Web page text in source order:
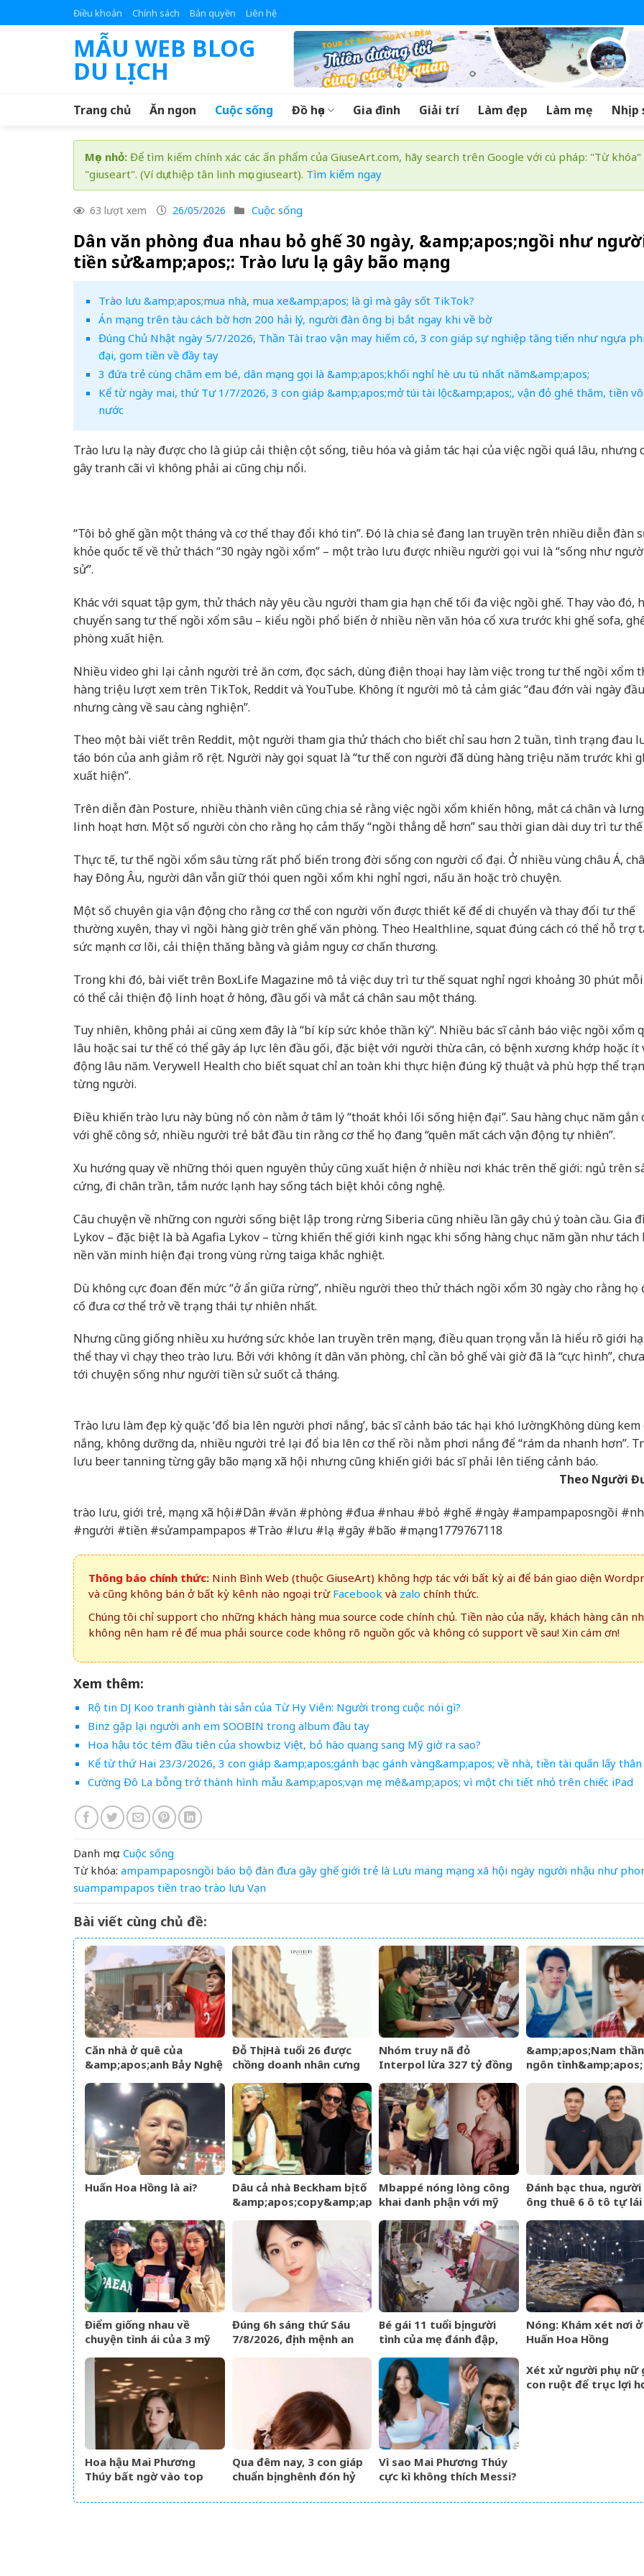
to
Điều khoản Chính sách Bản quyền Liên hệ
MẪU WEB BLOG
DU LỊCH
Trang chủ Ăn ngon Cuộc sống Đồ họa Gia đình Giải trí Làm đẹp Làm mẹ Nhịp
Mẹo nhỏ: Để tìm kiếm chính xác các ấn phẩm của GiuseArt.com, hãy search trên Google với cú pháp: "Từ khóa"
"giuseart". (Ví dụ: thiệp tân linh mục giuseart). Tìm kiếm ngay
63 lượt xem 26/05/2026 Cuộc sống
Dân văn phòng đua nhau bỏ ghế 30 ngày, &amp;apos;ngồi như
tiền sử&amp;apos;: Trào lưu lạ gây bão mạng
Trào lưu &amp;apos;mua nhà, mua xe&amp;apos; là gì mà gây sốt TikTok?
Án mạng trên tàu cách bờ hơn 200 hải lý, người đàn ông bị bắt ngay khi về bờ
Đúng Chủ Nhật ngày 5/7/2026, Thần Tài trao vận may hiếm có, 3 con giáp sự nghiệp tăng tiến như ngựa
đại, gom tiền về đầy tay
3 đứa trẻ cùng chăm em bé, dân mạng gọi là &amp;apos;khối nghỉ hè ưu tú nhất năm&amp;apos;
Kể từ ngày mai, thứ Tư 1/7/2026, 3 con giáp &amp;apos;mở túi tài lộc&amp;apos;, vận đỏ ghé thăm, tiền
nước
Trào lưu lạ này được cho là giúp cải thiện cột sống, tiêu hóa và giảm tác hại của việc ngồi quá lâu, nhưng
gây tranh cãi vì không phải ai cũng chịu nổi.
“Tôi bỏ ghế gần một tháng và cơ thể thay đổi khó tin”. Đó là chia sẻ đang lan truyền trên nhiều diễn đàn
khỏe quốc tế về thử thách “30 ngày ngồi xổm” – một trào lưu được nhiều người gọi vui là “sống như
sử”.
Khác với squat tập gym, thử thách này yêu cầu người tham gia hạn chế tối đa việc ngồi ghế. Thay vào đó,
chuyển sang tư thế ngồi xổm sâu – kiểu ngồi phổ biến ở nhiều nền văn hóa cổ xưa trước khi ghế sofa,
phòng xuất hiện.
Nhiều video ghi lại cảnh người trẻ ăn cơm, đọc sách, dùng điện thoại hay làm việc trong tư thế ngồi xổm
hàng triệu lượt xem trên TikTok, Reddit và YouTube. Không ít người mô tả cảm giác “đau đớn vài ngày đầu
nhưng càng về sau càng nghiện”.
Theo một bài viết trên Reddit, một người tham gia thử thách cho biết chỉ sau hơn 2 tuần, tình trạng đau
táo bón của anh giảm rõ rệt. Người này gọi squat là “tư thế con người đã dùng hàng triệu năm trước khi
xuất hiện”.
Trên diễn đàn Posture, nhiều thành viên cũng chia sẻ rằng việc ngồi xổm khiến hông, mắt cá chân và
linh hoạt hơn. Một số người còn cho rằng họ cảm thấy “ngồi thẳng dễ hơn” sau thời gian dài duy trì tư thế
Thực tế, tư thế ngồi xổm sâu từng rất phổ biến trong đời sống con người cổ đại. Ở nhiều vùng châu Á,
hay Đông Âu, người dân vẫn giữ thói quen ngồi xổm khi nghỉ ngơi, nấu ăn hoặc trò chuyện.
Một số chuyên gia vận động cho rằng cơ thể con người vốn được thiết kế để di chuyển và thay đổi tư thế
thường xuyên, thay vì ngồi hàng giờ trên ghế văn phòng. Theo Healthline, squat đúng cách có thể hỗ trợ
sức mạnh cơ lõi, cải thiện thăng bằng và giảm nguy cơ chấn thương.
Trong khi đó, bài viết trên BoxLife Magazine mô tả việc duy trì tư thế squat nghỉ ngơi khoảng 30 phút
có thể cải thiện độ linh hoạt ở hông, đầu gối và mắt cá chân sau một tháng.
Tuy nhiên, không phải ai cũng xem đây là “bí kíp sức khỏe thần kỳ”. Nhiều bác sĩ cảnh báo việc ngồi xổm
lâu hoặc sai tư thế có thể gây áp lực lên đầu gối, đặc biệt với người thừa cân, có bệnh xương khớp hoặc ít
động lâu năm. Verywell Health cho biết squat chỉ an toàn khi thực hiện đúng kỹ thuật và phù hợp thể
từng người.
Điều khiến trào lưu này bùng nổ còn nằm ở tâm lý “thoát khỏi lối sống hiện đại”. Sau hàng chục năm gắn
với ghế công sở, nhiều người trẻ bắt đầu tin rằng cơ thể họ đang “quên mất cách vận động tự nhiên”.
Xu hướng quay về những thói quen nguyên thủy cũng xuất hiện ở nhiều nơi khác trên thế giới: ngủ trên
cứng, đi chân trần, tắm nước lạnh hay sống tách biệt khỏi công nghệ.
Câu chuyện về những con người sống biệt lập trong rừng Siberia cũng nhiều lần gây chú ý toàn cầu. Gia
Lykov – đặc biệt là bà Agafia Lykov – từng khiến thế giới kinh ngạc khi sống hàng chục năm gần như tách
nền văn minh hiện đại trong vùng rừng taiga khắc nghiệt.
Dù không cực đoan đến mức “ở ẩn giữa rừng”, nhiều người theo thử thách ngồi xổm 30 ngày cho rằng họ
cố đưa cơ thể trở về trạng thái tự nhiên nhất.
Nhưng cũng giống nhiều xu hướng sức khỏe lan truyền trên mạng, điều quan trọng vẫn là hiểu rõ giới
thể thay vì chạy theo trào lưu. Bởi với không ít dân văn phòng, chỉ cần bỏ ghế vài giờ đã là “cực hình”,
tới chuyện sống như người tiền sử suốt cả tháng.
Trào lưu làm đẹp kỳ quặc ‘đổ bia lên người phơi nắng’, bác sĩ cảnh báo tác hại khó lườngKhông dùng kem
nắng, không dưỡng da, nhiều người trẻ lại đổ bia lên cơ thể rồi nằm phơi nắng để “rám da nhanh hơn”.
lưu beer tanning từng gây bão mạng xã hội nhưng cũng khiến giới bác sĩ phải lên tiếng cảnh báo.
Theo Người
trào lưu, giới trẻ, mạng xã hội#Dân #văn #phòng #đua #nhau #bỏ #ghế #ngày #ampampaposngồi
#người #tiền #sửampampapos #Trào #lưu #lạ #gây #bão #mạng1779767118
Thông báo chính thức: Ninh Bình Web (thuộc GiuseArt) không hợp tác với bất kỳ ai để bán giao diện
và cũng không bán ở bất kỳ kênh nào ngoại trừ Facebook và zalo chính thức.
Chúng tôi chỉ support cho những khách hàng mua source code chính chủ. Tiền nào của nấy, khách hàng cân
không nên ham rẻ để mua phải source code không rõ nguồn gốc và không có support về sau! Xin cám ơn!
Xem thêm:
Rộ tin DJ Koo tranh giành tài sản của Từ Hy Viên: Người trong cuộc nói gì?
Binz gặp lại người anh em SOOBIN trong album đầu tay
Hoa hậu tóc tém đầu tiên của showbiz Việt, bỏ hào quang sang Mỹ giờ ra sao?
Kể từ thứ Hai 23/3/2026, 3 con giáp &amp;apos;gánh bạc gánh vàng&amp;apos; về nhà, tiền tài quấn lấy thân
Cường Đô La bỗng trở thành hình mẫu &amp;apos;vạn mẹ mê&amp;apos; vì một chi tiết nhỏ trên chiếc iPad
Danh mục: Cuộc sống
Từ khóa: ampampaposngồi báo bộ đàn đưa gây ghế giới trẻ là Lưu mang mạng xã hội ngày người nhậu như
suampampapos tiền trao trào lưu Vạn
Bài viết cùng chủ đề:
Căn nhà ở quê của
&amp;apos;anh Bảy Nghệ
đình đám MXH
Đỗ Thị Hà tuổi 26 được
chồng doanh nhân cưng
rạng rỡ
Nhóm truy nã đỏ
Interpol lừa 327 tỷ đồng
Ninh
&amp;apos;Nam thần
ngôn tình&amp;apos;
U60 vẫn như thanh
Huấn Hoa Hồng là ai?
Dâu cả nhà Beckham bị tố
&amp;apos;copy&amp;apos;
Victoria giữa sóng gió gia
Mbappé nóng lòng công
khai danh phận với mỹ
rồi
Đánh bạc thua, người
ông thuê 6 ô tô tự lái
Điểm giống nhau về
chuyện tình ái của 3 mỹ
Đúng 6h sáng thứ Sáu
7/8/2026, định mệnh an
Bé gái 11 tuổi bị người
tình của mẹ đánh đập,
Nóng: Khám xét nơi
Huấn Hoa Hồng
Hoa hậu Mai Phương
Thúy bất ngờ vào top
cập tăng vọt
Qua đêm nay, 3 con giáp
chuẩn bị nghênh đón hỷ
lên hương hóa Rồng hóa
Vì sao Mai Phương Thúy
cực kì không thích Messi?
Xét xử người phụ nữ
con ruột để trục lợi